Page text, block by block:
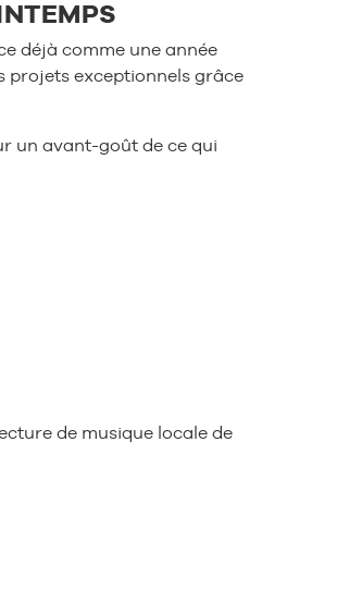
déjà comme une année
projets exceptionnels grâce
un avant-goût de ce qui
de musique locale de